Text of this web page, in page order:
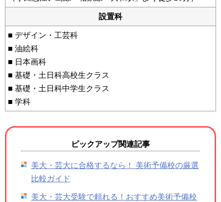
設置科
■ デザイン・工芸科
■ 油絵科
■ 日本画科
■ 基礎・土日科高校生クラス
■ 基礎・土日科中学生クラス
■ 学科
ピックアップ関連記事
美大・芸大に合格するなら！ 美術予備校の厳選
比較ガイド
美大・芸大受験で頼れる！おすすめ美術予備校